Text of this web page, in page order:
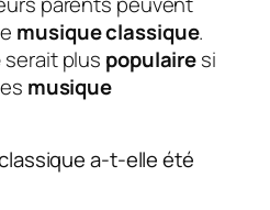
musique classique.
serait plus populairesi
musique
a-t-elle été